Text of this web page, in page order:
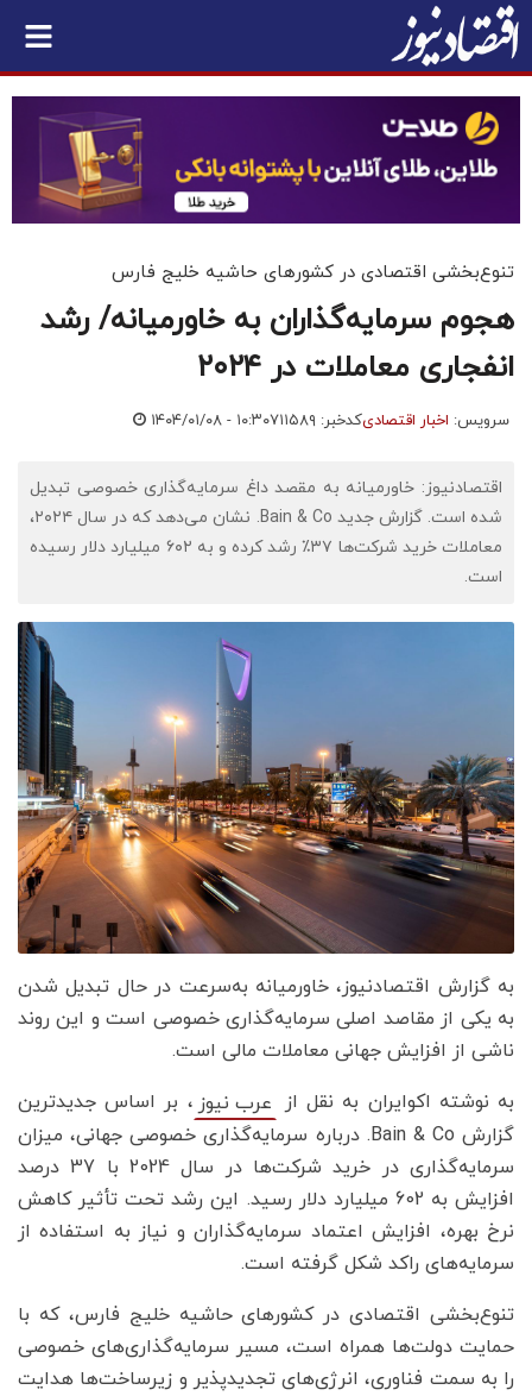
تنوع‌بخشی اقتصادی در کشورهای حاشیه خلیج فارس
هجوم سرمایه‌گذاران به خاورمیانه/ رشد
انفجاری معاملات در ۲۰۲۴
سرویس: اخبار اقتصادیکدخبر: ۷۱۱۵۸۹ ۱۴۰۴/۰۱/۰۸ - ۱۰:۳۰
اقتصادنیوز: خاورمیانه به مقصد داغ سرمایه‌گذاری خصوصی تبدیل
شده است. گزارش جدید Bain & Co. نشان می‌دهد که در سال ۲۰۲۴،
معاملات خرید شرکت‌ها ۳۷٪ رشد کرده و به ۶۰۲ میلیارد دلار رسیده
است.
به گزارش اقتصادنیوز، خاورمیانه به‌سرعت در حال تبدیل شدن
به یکی از مقاصد اصلی سرمایه‌گذاری خصوصی است و این روند
ناشی از افزایش جهانی معاملات مالی است.
به نوشته اکوایران به نقل از
عرب نیوز ، بر اساس جدیدترین
گزارش Bain & Co. درباره سرمایه‌گذاری خصوصی جهانی، میزان
سرمایه‌گذاری در خرید شرکت‌ها در سال 2024 با 37 درصد
افزایش به 602 میلیارد دلار رسید. این رشد تحت تأثیر کاهش
نرخ بهره، افزایش اعتماد سرمایه‌گذاران و نیاز به استفاده از
سرمایه‌های راکد شکل گرفته است.
تنوع‌بخشی اقتصادی در کشورهای حاشیه خلیج فارس، که با
حمایت دولت‌ها همراه است، مسیر سرمایه‌گذاری‌های خصوصی
را به سمت فناوری، انرژی‌های تجدیدپذیر و زیرساخت‌ها هدایت